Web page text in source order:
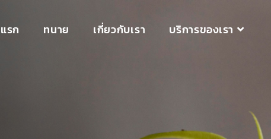
รก ทนาย เกี่ยวกับเรา บริการของเรา